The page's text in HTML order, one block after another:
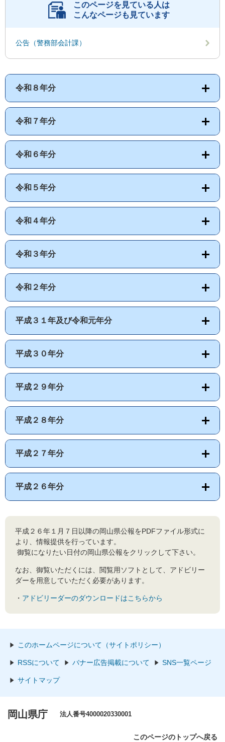
このページを見ている人は
こんなページも見ています
公告（警務部会計課）
令和８年分
令和７年分
令和６年分
令和５年分
令和４年分
令和３年分
令和２年分
平成３１年及び令和元年分
平成３０年分
平成２９年分
平成２８年分
平成２７年分
平成２６年分
平成２６年１月７日以降の岡山県公報をPDFファイル形式に
より、情報提供を行っています。
御覧になりたい日付の岡山県公報をクリックして下さい。
なお、御覧いただくには、閲覧用ソフトとして、アドビリー
ダーを用意していただく必要があります。
・ アドビリーダーのダウンロードはこちらから
このホームページについて（サイトポリシー）
RSSについて バナー広告掲載について SNS一覧ページ
サイトマップ
岡山県庁 法人番号4000020330001
このページのトップへ戻る